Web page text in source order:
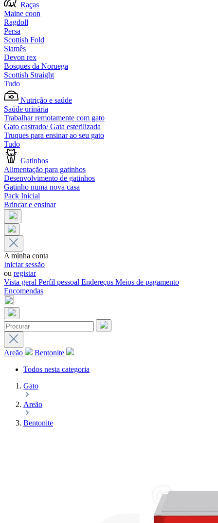
Raças
Maine coon
Ragdoll
Persa
Scottish Fold
Siamês
Devon rex
Bosques da Noruega
Scottish Straight
Tudo
Nutrição e saúde
Saúde urinária
Trabalhar remotamente com gato
Gato castrado/ Gata esterilizada
Truques para ensinar ao seu gato
Tudo
Gatinhos
Alimentação para gatinhos
Desenvolvimento de gatinhos
Gatinho numa nova casa
Pack Inicial
Brincar e ensinar
A minha conta
Iniciar sessão
ou registar
Vista geral Perfil pessoal Endereços Meios de pagamento
Encomendas
Areão
Bentonite
Todos nesta categoria
Gato
Areão
Bentonite